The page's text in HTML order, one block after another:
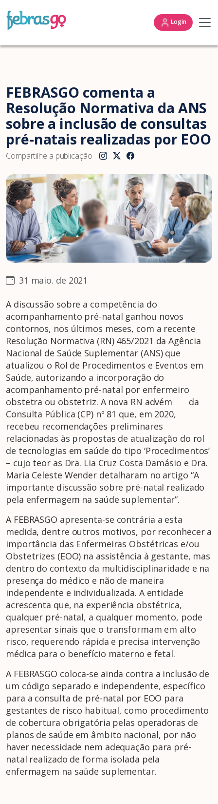
Login
FEBRASGO comenta a
Resolução Normativa da ANS
sobre a inclusão de consultas
pré-natais realizadas por EOO
Compartilhe a publicação
31 maio. de 2021
A discussão sobre a competência do
acompanhamento pré-natal ganhou novos
contornos, nos últimos meses, com a recente
Resolução Normativa (RN) 465/2021 da Agência
Nacional de Saúde Suplementar (ANS) que
atualizou o Rol de Procedimentos e Eventos em
Saúde, autorizando a incorporação do
acompanhamento pré-natal por enfermeiro
obstetra ou obstetriz. A nova RN advém da
Consulta Pública (CP) nº 81 que, em 2020,
recebeu recomendações preliminares
relacionadas às propostas de atualização do rol
de tecnologias em saúde do tipo ‘Procedimentos’
– cujo teor as Dra. Lia Cruz Costa Damásio e Dra.
Maria Celeste Wender detalharam no artigo “A
importante discussão sobre pré-natal realizado
pela enfermagem na saúde suplementar”.
A FEBRASGO apresenta-se contrária a esta
medida, dentre outros motivos, por reconhecer a
importância das Enfermeiras Obstétricas e/ou
Obstetrizes (EOO) na assistência à gestante, mas
dentro do contexto da multidisciplinaridade e na
presença do médico e não de maneira
independente e individualizada. A entidade
acrescenta que, na experiência obstétrica,
qualquer pré-natal, a qualquer momento, pode
apresentar sinais que o transformam em alto
risco, requerendo rápida e precisa intervenção
médica para o benefício materno e fetal.
A FEBRASGO coloca-se ainda contra a inclusão de
um código separado e independente, específico
para a consulta de pré-natal por EOO para
gestantes de risco habitual, como procedimento
de cobertura obrigatória pelas operadoras de
planos de saúde em âmbito nacional, por não
haver necessidade nem adequação para pré-
natal realizado de forma isolada pela
enfermagem na saúde suplementar.